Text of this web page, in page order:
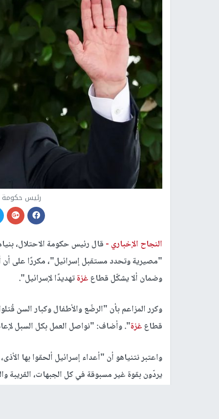
رئيس حكومة
النجاح الإخباري - قال رئيس حكومة الاحتلال،
"مصيرية وتحدد مستقبل إسرائيل"، مكررًا على
وضمان ألا يشكّل قطاع غزةتهديدًا لإسرائيل".
قطاع غزة". وأضاف: "نواصل العمل بكل السبل
واعتبر نتنياهو أن "أعداء إسرائيل ألحقوا بها
يردّون بقوة غير مسبوقة في كل الجبهات،